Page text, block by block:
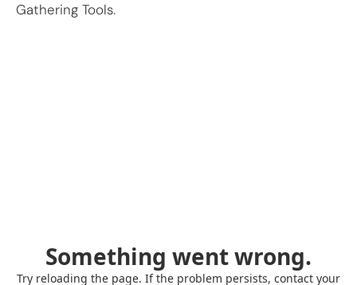
Gathering Tools.